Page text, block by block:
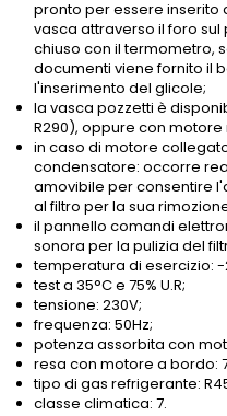
pronto per essere inserito
vasca attraverso il foro
chiuso con il termometro,
documenti viene fornito il
l'inserimento del glicole;
la vasca pozzetti è
R290), oppure con motore
in caso di motore
condensatore: occorre
amovibile per consentire
al filtro per la sua
il pannello comandi
sonora per la pulizia del
temperatura di esercizio: -
test a 35°C e 75% U.R;
tensione: 230V;
frequenza: 50Hz;
potenza assorbita con
resa con motore a bordo:
tipo di gas refrigerante:
classe climatica: 7.